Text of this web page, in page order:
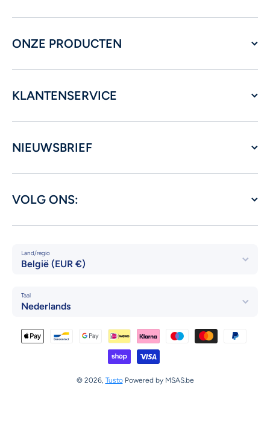
ONZE PRODUCTEN
KLANTENSERVICE
NIEUWSBRIEF
VOLG ONS:
Land/regio
België (EUR €)
Taal
Nederlands
Betaalmethodes
© 2026, Tusto Powered by MSAS.be